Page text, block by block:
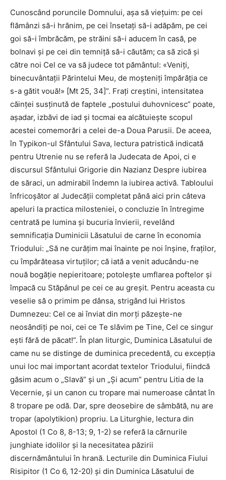
Cunoscând poruncile Domnului, aşa să vieţuim: pe cei
flămânzi să-i hrănim, pe cei însetaţi să-i adăpăm, pe cei
goi să-i îmbrăcăm, pe străini să-i aducem în casă, pe
bolnavi şi pe cei din temniţă să-i căutăm; ca să zică şi
către noi Cel ce va să judece tot pământul: «Veniţi,
binecuvântaţii Părintelui Meu, de moşteniţi împărăţia ce
s-a gătit vouă!» [Mt 25, 34]”. Fraţi creştini, intensitatea
căinţei susţinută de faptele „postului duhovnicesc” poate,
aşadar, izbăvi de iad şi tocmai ea alcătuieşte scopul
acestei comemorări a celei de-a Doua Parusii. De aceea,
în Typikon-ul Sfântului Sava, lectura patristică indicată
pentru Utrenie nu se referă la Judecata de Apoi, ci e
discursul Sfântului Grigorie din Nazianz Despre iubirea
de săraci, un admirabil îndemn la iubirea activă. Tabloului
înfricoşător al Judecăţii completat până aici prin câteva
apeluri la practica milosteniei, o concluzie în întregime
centrată pe lumina şi bucuria învierii, revelând
semnificaţia Duminicii Lăsatului de carne în economia
Triodului: „Să ne curăţim mai înainte pe noi înşine, fraţilor,
cu împărăteasa virtuţilor; că iată a venit aducându-ne
nouă bogăţie nepieritoare; potoleşte umflarea poftelor şi
împacă cu Stăpânul pe cei ce au greşit. Pentru aceasta cu
veselie să o primim pe dânsa, strigând lui Hristos
Dumnezeu: Cel ce ai înviat din morţi păzeşte-ne
neosândiţi pe noi, cei ce Te slăvim pe Tine, Cel ce singur
eşti fără de păcat!”. În plan liturgic, Duminica Lăsatului de
came nu se distinge de duminica precedentă, cu excepţia
unui loc mai important acordat textelor Triodului, fiindcă
găsim acum o „Slavă” şi un „Şi acum” pentru Litia de la
Vecernie, şi un canon cu tropare mai numeroase cântat în
8 tropare pe odă. Dar, spre deosebire de sâmbătă, nu are
tropar (apolytikion) propriu. La Liturghie, lectura din
Apostol (1 Co 8, 8-13; 9, 1-2) se referă la cărnurile
junghiate idolilor şi la necesitatea păzirii
discernământului în hrană. Lecturile din Duminica Fiului
Risipitor (1 Co 6, 12-20) şi din Duminica Lăsatului de